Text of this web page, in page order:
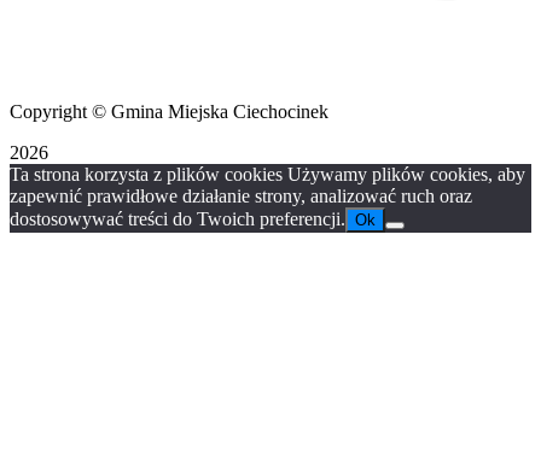
Copyright © Gmina Miejska Ciechocinek
2026
Ta strona korzysta z plików cookies Używamy plików cookies, aby
zapewnić prawidłowe działanie strony, analizować ruch oraz
dostosowywać treści do Twoich preferencji. Ok